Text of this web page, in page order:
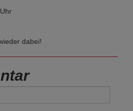
dabei!